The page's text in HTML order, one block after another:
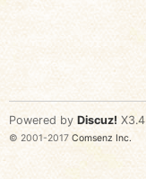
Powered by Discuz! X3.4
© 2001-2017 Comsenz Inc.